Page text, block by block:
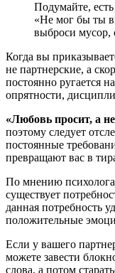
Подумайте,
«Не мог бы ты
выброси мусор,
Когда вы
не партнерские, а
постоянно ругается
опрятности,
«Любовь просит, а не
поэтому следует
постоянные
превращают вас в
По мнению
существует
данная потребность
положительные
Если у вашего
можете завести
слова, а потом